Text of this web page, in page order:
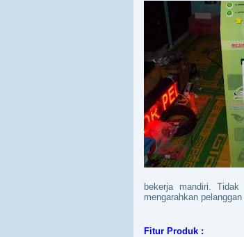
bekerja mandiri.
mengarahkan
Fitur Produk :